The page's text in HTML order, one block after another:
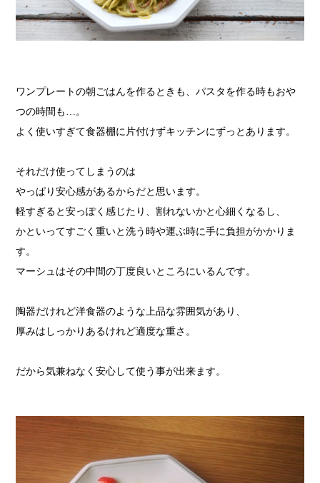
ワンプレートの朝ごはんを作るときも、パスタを作る時もおや
つの時間も…。
よく使いすぎて食器棚に片付けずキッチンにずっとあります。
それだけ使ってしまうのは
やっぱり安心感があるからだと思います。
軽すぎると安っぽく感じたり、割れないかと心細くなるし、
かといってすごく重いと洗う時や運ぶ時に手に負担がかかりま
す。
マーシュはその中間の丁度良いところにいるんです。
陶器だけれど洋食器のような上品な雰囲気があり、
厚みはしっかりあるけれど適度な重さ。
だから気兼ねなく安心して使う事が出来ます。